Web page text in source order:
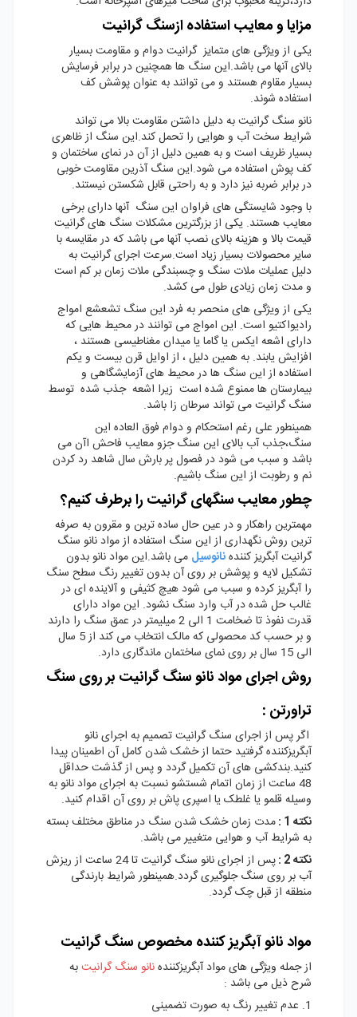
مزایا و معایب استفاده ازسنگ گرانیت
یکی از ویژگی های متمایز گرانیت دوام و مقاومت بسیار
بالای آنها می باشد.این سنگ ها همچنین در برابر فرسایش
بسیار مقاوم هستند و می توانند به عنوان پوشش کف
استفاده شوند.
نانو سنگ گرانیت به دلیل داشتن مقاومت بالا می تواند
شرایط سخت آب و هوایی را تحمل کند.این سنگ از ظاهری
بسیار ظریف است و به همین دلیل از آن در نمای ساختمان و
کف پوش استفاده می شود.این سنگ آذرین مقاومت خوبی
در برابر ضربه نیز دارد و به راحتی قابل شکستن نیستند.
با وجود شایستگی های فراوان این سنگ آنها دارای برخی
معایب هستند. یکی از بزرگترین مشکلات سنگ های گرانیت
قیمت بالا و هزینه بالای نصب آنها می باشد که در مقایسه با
سایر محصولات بسیار زیاد است.سرعت اجرای گرانیت به
دلیل عملیات ملات سنگ و چسبندگی ملات زمان بر کم است
و مدت زمان زیادی طول می کشد.
یکی از ویژگی های منحصر به فرد این سنگ تشعشع امواج
رادیواکتیو است. این امواج می توانند در محیط هایی که
دارای اشعه ایکس یا گاما یا میدان مغناطیسی هستند ،
افزایش یابند. به همین دلیل ، از اوایل قرن بیست و یکم
استفاده از این سنگ ها در محیط های آزمایشگاهی و
بیمارستان ها ممنوع شده است زیرا اشعه جذب شده توسط
سنگ گرانیت می تواند سرطان زا باشد.
همینطور علی رغم استحکام و دوام فوق العاده این
سنگ،جذب آب بالای این سنگ جزو معایب فاحش اآن می
باشد و سبب می شود در فصول پر بارش سال شاهد رد کردن
نم و رطوبت از این سنگ باشیم.
چطور معایب سنگهای گرانیت را برطرف کنیم؟
مهمترین راهکار و در عین حال ساده ترین و مقرون به صرفه
ترین روش نگهداری از این سنگ استفاده از مواد نانو سنگ
گرانیت آبگریز کنندهنانوسیل می باشد.این مواد نانو بدون
تشکیل لایه و پوشش بر روی آن بدون تغییر رنگ سطح سنگ
را آبگریز کرده و سبب می شود هیچ کثیفی و آلاینده ای در
غالب حل شده در آب وارد سنگ نشود. این مواد دارای
قدرت نفوذ تا ضخامت 1 الی 2 میلیمتر در عمق سنگ را دارند
و بر حسب کد محصولی که مالک انتخاب می کند از 5 سال
الی 15 سال بر روی نمای ساختمان ماندگاری دارد.
روش اجرای مواد نانو سنگ گرانیت بر روی سنگ
تراورتن :
اگر پس از اجرای سنگ گرانیت تصمیم به اجرای نانو
آبگریزکننده گرفتید حتما از خشک شدن کامل آن اطمینان پیدا
کنید.بندکشی های آن تکمیل گردد و پس از گذشت حداقل
48 ساعت از زمان اتمام شستشو نسبت به اجرای مواد نانو به
وسیله قلمو یا غلطک یا اسپری پاش بر روی آن اقدام کنید.
نکته 1 :
مدت زمان خشک شدن سنگ در مناطق مختلف بسته
به شرایط آب و هوایی متغییر می باشد.
نکته 2 :
پس از اجرای نانو سنگ گرانیت تا 24 ساعت از ریزش
آب بر روی سنگ جلوگیری گردد.همینطور شرایط بارندگی
منطقه از قبل چک گردد.
مواد نانو آبگریز کننده مخصوص سنگ گرانیت
از جمله ویژگی های مواد آبگریزکنندهنانو سنگ گرانیتبه
شرح ذیل می باشد :
1. عدم تغییر رنگ به صورت تضمینی